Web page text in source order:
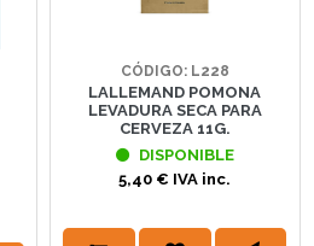
CÓDIGO: L228
LALLEMAND POMONA
LEVADURA SECA PARA
CERVEZA 11G.
DISPONIBLE
5,40 € IVA inc.